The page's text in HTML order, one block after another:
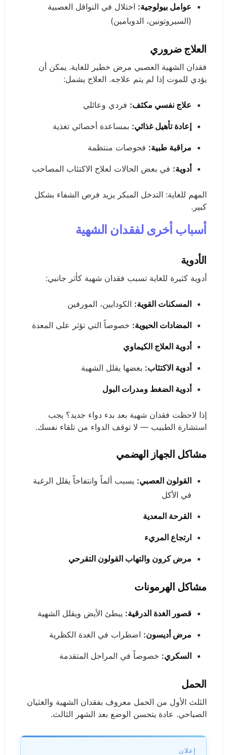
عوامل بيولوجية: اختلال في النواقل العصبية
(السيروتونين، الدوبامين)
العلاج ضروري
فقدان الشهية العصبي مرض خطير للغاية. يمكن أن
يؤدي للموت إذا لم يتم علاجه. العلاج يشمل:
علاج نفسي مكثف: فردي وعائلي
إعادة تأهيل غذائي: بمساعدة أخصائي تغذية
مراقبة طبية: فحوصات منتظمة
أدوية: في بعض الحالات لعلاج الاكتئاب المصاحب
المهم للغاية: التدخل المبكر يزيد فرص الشفاء بشكل
كبير.
أسباب أخرى لفقدان الشهية
الأدوية
أدوية كثيرة للغاية تسبب فقدان شهية كأثر جانبي:
المسكنات القوية: الكودايين، المورفين
المضادات الحيوية: خصوصاً التي تؤثر على المعدة
أدوية العلاج الكيماوي
أدوية الاكتئاب: بعضها يقلل الشهية
أدوية الضغط ومدرات البول
إذا لاحظت فقدان شهية بعد بدء دواء جديد؟ يجب
استشارة الطبيب — لا توقف الدواء من تلقاء نفسك.
مشاكل الجهاز الهضمي
القولون العصبي: يسبب ألماً وانتفاخاً يقلل الرغبة
في الأكل
القرحة المعدية
ارتجاع المريء
مرض كرون والتهاب القولون التقرحي
مشاكل الهرمونات
قصور الغدة الدرقية: يبطئ الأيض ويقلل الشهية
مرض أديسون: اضطراب في الغدة الكظرية
السكري: خصوصاً في المراحل المتقدمة
الحمل
الثلث الأول من الحمل معروف بفقدان الشهية والغثيان
الصباحي. عادة يتحسن الوضع بعد الشهر الثالث.
إعلان